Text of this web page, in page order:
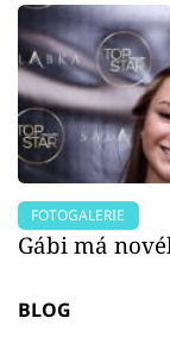
FOTOGALERIE
Gábi má
BLOG